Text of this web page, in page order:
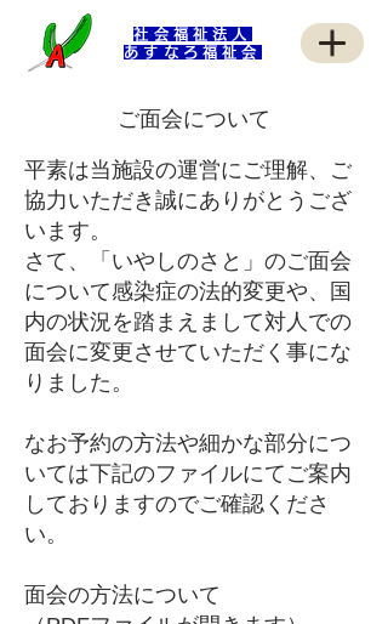
社会福祉法人
あすなろ福祉会
ご面会について
平素は当施設の運営にご理解、ご
協力いただき誠にありがとうござ
います。
さて、「いやしのさと」のご面会
について感染症の法的変更や、国
内の状況を踏まえまして対人での
面会に変更させていただく事にな
りました。
​なお予約の方法や細かな部分につ
いては下記のファイルにてご案内
しておりますのでご確認くださ
い。
面会の方法について